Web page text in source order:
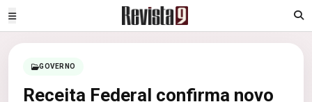
GOVERNO
Receita Federal confirma novo